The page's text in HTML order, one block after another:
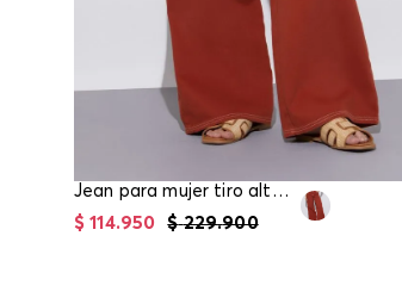
Jean para mujer tiro alto palazo
$ 229.900
$ 114.950